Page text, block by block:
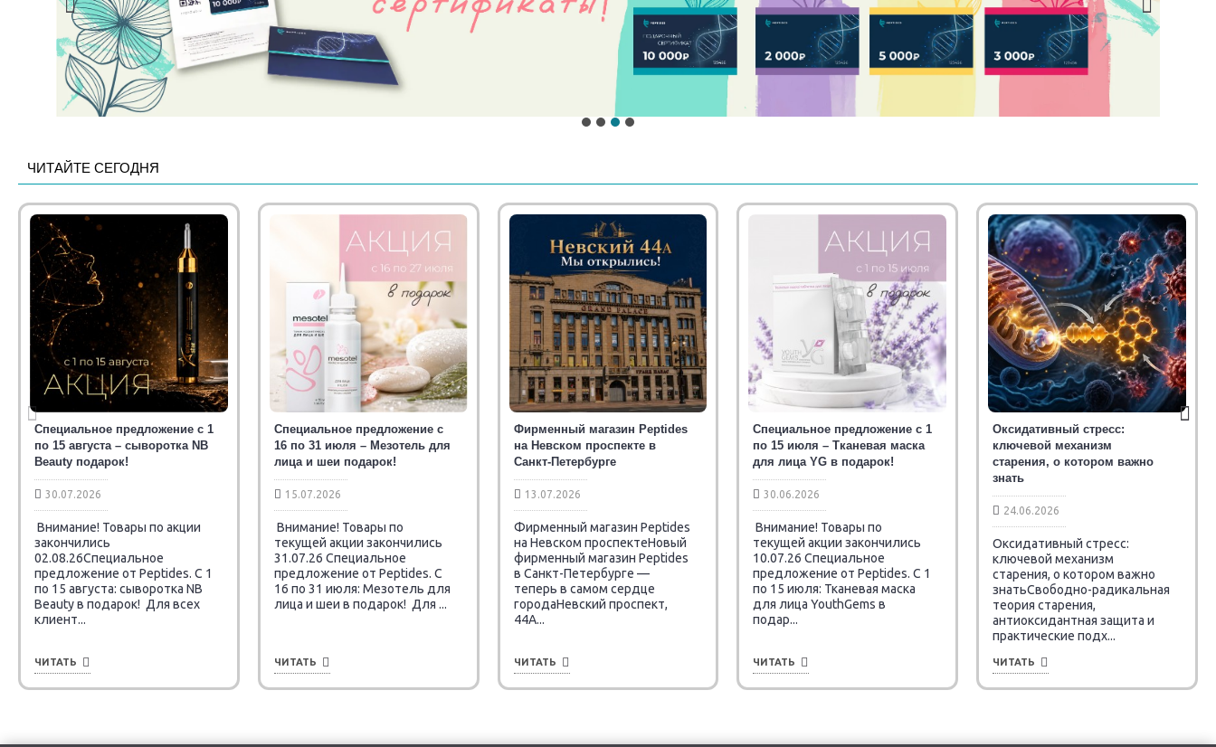
ЧИТАЙТЕ СЕГОДНЯ
Специальное предложение с 1
по 15 августа – сыворотка NB
Beauty подарок!
30.07.2026
Внимание! Товары по акции
закончились
02.08.26Специальное
предложение от Peptides. C 1
по 15 августа: сыворотка NB
Beauty в подарок! Для всех
клиент...
ЧИТАТЬ
Специальное предложение с
16 по 31 июля – Мезотель для
лица и шеи подарок!
15.07.2026
Внимание! Товары по
текущей акции закончились
31.07.26 Специальное
предложение от Peptides. C
16 по 31 июля: Мезотель для
лица и шеи в подарок! Для ...
ЧИТАТЬ
Фирменный магазин Peptides
на Невском проспекте в
Санкт-Петербурге
13.07.2026
Фирменный магазин Peptides
на Невском проспектеНовый
фирменный магазин Peptides
в Санкт-Петербурге —
теперь в самом сердце
городаНевский проспект,
44А...
ЧИТАТЬ
Специальное предложение с 1
по 15 июля – Тканевая маска
для лица YG в подарок!
30.06.2026
Внимание! Товары по
текущей акции закончились
10.07.26 Специальное
предложение от Peptides. C 1
по 15 июля: Тканевая маска
для лица YouthGems в
подар...
ЧИТАТЬ
Оксидативный стресс:
ключевой механизм
старения, о котором важно
знать
24.06.2026
Оксидативный стресс:
ключевой механизм
старения, о котором важно
знатьСвободно-радикальная
теория старения,
антиоксидантная защита и
практические подх...
ЧИТАТЬ